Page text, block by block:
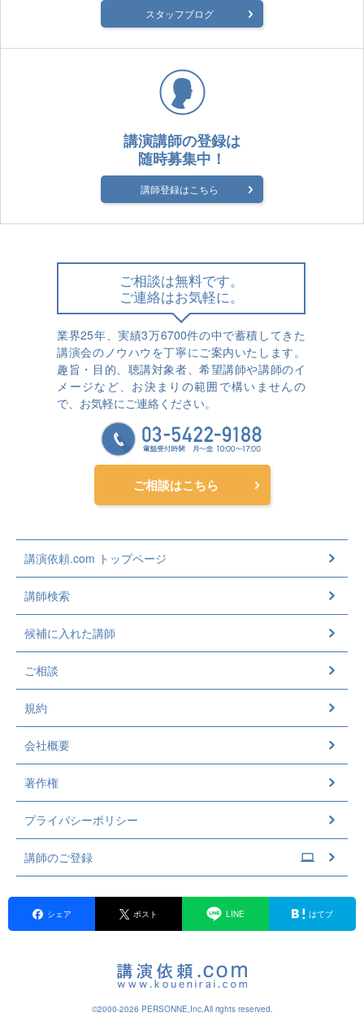
スタッフブログ
講演講師の登録は
随時募集中！
講師登録はこちら
ご相談は無料です。
ご連絡はお気軽に。
業界25年、実績3万6700件の中で蓄積してきた
講演会のノウハウを丁寧にご案内いたします。
趣旨・目的、聴講対象者、希望講師や講師のイ
メージなど、お決まりの範囲で構いませんの
で、お気軽にご連絡ください。
ご相談はこちら
講演依頼.com トップページ
講師検索
候補に入れた講師
ご相談
規約
会社概要
著作権
プライバシーポリシー
講師のご登録
シェア ポスト LINE はてブ
©2000-2026 PERSONNE,Inc,All rights reserved.